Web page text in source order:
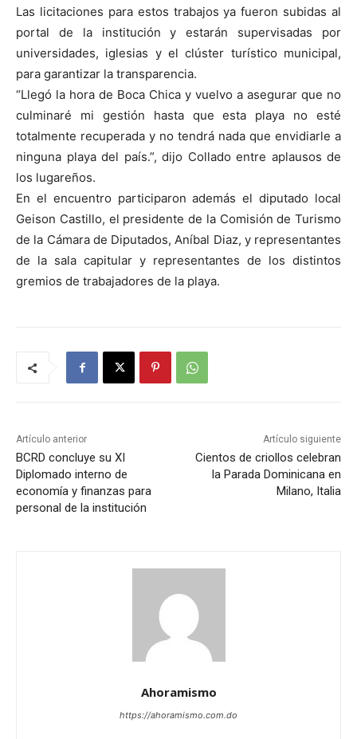
Las licitaciones para estos trabajos ya fueron subidas al
portal de la institución y estarán supervisadas por
universidades, iglesias y el clúster turístico municipal,
para garantizar la transparencia.
“Llegó la hora de Boca Chica y vuelvo a asegurar que no
culminaré mi gestión hasta que esta playa no esté
totalmente recuperada y no tendrá nada que envidiarle a
ninguna playa del país.”, dijo Collado entre aplausos de
los lugareños.
En el encuentro participaron además el diputado local
Geison Castillo, el presidente de la Comisión de Turismo
de la Cámara de Diputados, Aníbal Diaz, y representantes
de la sala capitular y representantes de los distintos
gremios de trabajadores de la playa.
Artículo anterior
BCRD concluye su XI
Diplomado interno de
economía y finanzas para
personal de la institución
Artículo siguiente
Cientos de criollos celebran
la Parada Dominicana en
Milano, Italia
Ahoramismo
https://ahoramismo.com.do